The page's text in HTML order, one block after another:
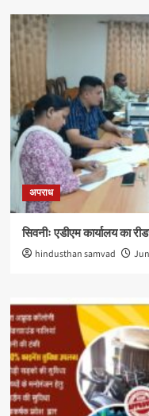
अपराध
सिवनीः एडीएम कार्यालय का
hindusthan samvad